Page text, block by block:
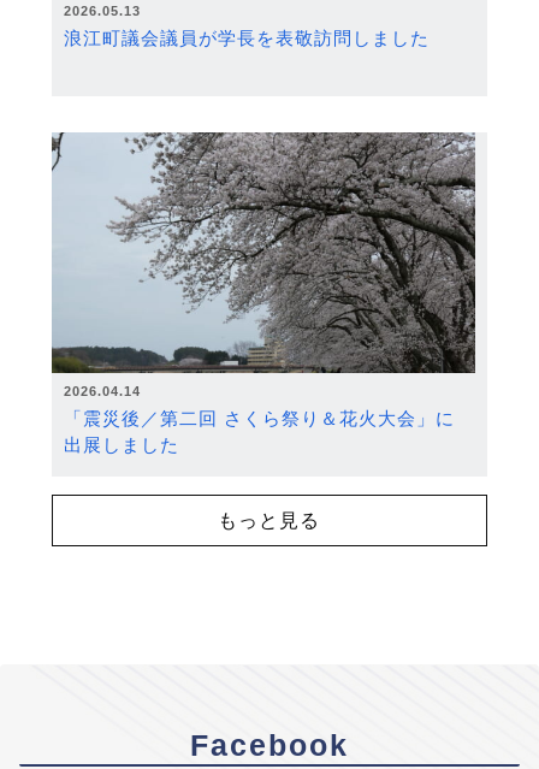
2026.05.13
浪江町議会議員が学長を表敬訪問しました
2026.04.14
「震災後／第二回 さくら祭り＆花火大会」に
出展しました
もっと見る
Facebook